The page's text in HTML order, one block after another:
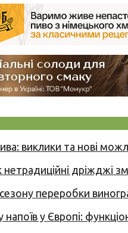
виклики та нові
дріжджі
переробки
у Європі: